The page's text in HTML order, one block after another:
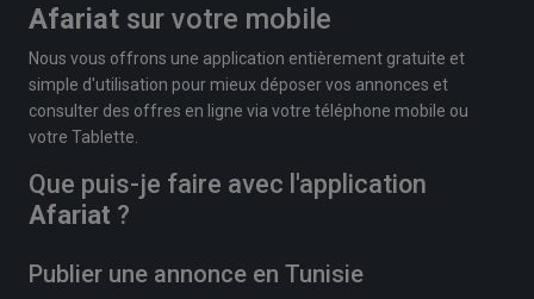
Afariat sur votre mobile
Nous vous offrons une application entièrement gratuite et
simple d'utilisation pour mieux déposer vos annonces et
consulter des offres en ligne via votre téléphone mobile ou
votre Tablette.
Que puis-je faire avec l'application
Afariat ?
Publier une annonce en Tunisie